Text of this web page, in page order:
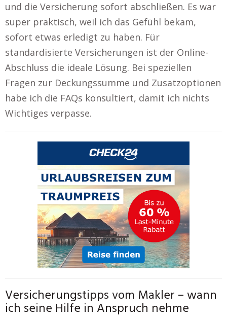
und die Versicherung sofort abschließen. Es war
super praktisch, weil ich das Gefühl bekam,
sofort etwas erledigt zu haben. Für
standardisierte Versicherungen ist der Online-
Abschluss die ideale Lösung. Bei speziellen
Fragen zur Deckungssumme und Zusatzoptionen
habe ich die FAQs konsultiert, damit ich nichts
Wichtiges verpasse.
Versicherungstipps vom Makler – wann
ich seine Hilfe in Anspruch nehme